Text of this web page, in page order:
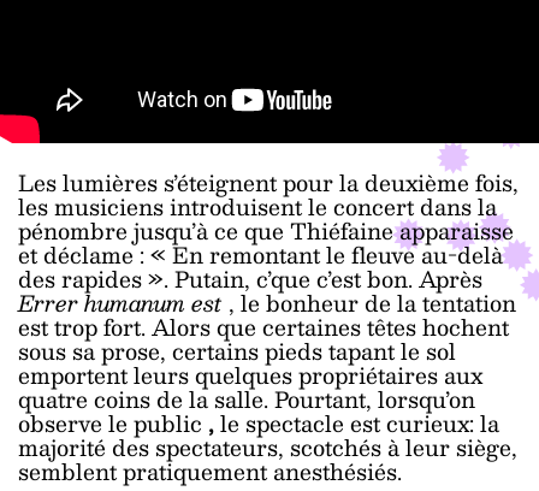
Les lumières s’éteignent pour la deuxième fois,
les musiciens introduisent le concert dans la
pénombre jusqu’à ce que Thiéfaine apparaisse
et déclame : « En remontant le fleuve au-delà
des rapides ». Putain, c’que c’est bon. Après
Errer humanum est , le bonheur de la tentation
est trop fort. Alors que certaines têtes hochent
sous sa prose, certains pieds tapant le sol
emportent leurs quelques propriétaires aux
quatre coins de la salle. Pourtant, lorsqu’on
observe le public ,le spectacle est curieux: la
majorité des spectateurs, scotchés à leur siège,
semblent pratiquement anesthésiés.